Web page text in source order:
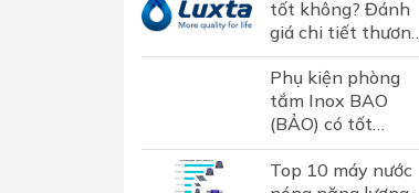
Máy hút khói hút mùi
tốt không? Đánh
giá chi tiết thương
hiệu sen vòi Luxta
tại Việt Nam
Phụ kiện phòng
tắm Inox BAO
(BẢO) có tốt
không? Đánh giá
chi tiết thương
Top 10 máy nước